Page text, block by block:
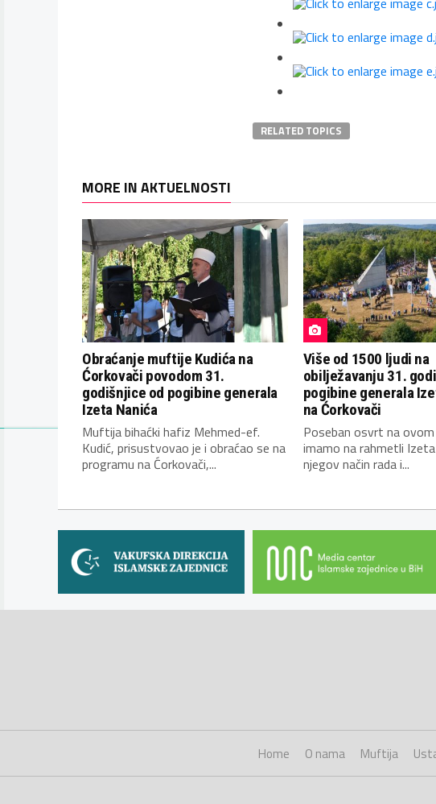
RELATED TOPICS
MORE IN AKTUELNOSTI
Obraćanje muftije Kudića na
Ćorkovači povodom 31.
godišnjice od pogibine generala
Izeta Nanića
Muftija bihaćki hafiz Mehmed-ef.
Kudić, prisustvovao je i obraćao se na
programu na Ćorkovači,...
Više od 1500 ljudi na
obilježavanju 31.
pogibine generala
na Ćorkovači
Poseban osvrt na
imamo na rahmetli
njegov način rada i...
Home O nama Muftija